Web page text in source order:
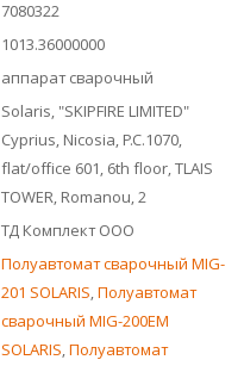
7080322
1013.36000000
аппарат сварочный
Solaris, "SKIPFIRE LIMITED"
Cyprius, Nicosia, P.C.1070,
flat/office 601, 6th floor, TLAIS
TOWER, Romanou, 2
ТД Комплект ООО
Полуавтомат сварочный MIG-
201 SOLARIS,Полуавтомат
сварочный MIG-200EM
SOLARIS,Полуавтомат